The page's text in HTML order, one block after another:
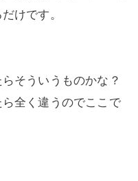
けです。
そういうものかな？
全く違うのでここで